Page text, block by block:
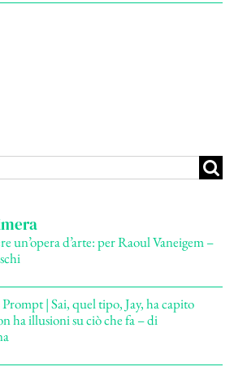
un’opera d’arte: per Raoul Vaneigem –
| Sai, quel tipo, Jay, ha capito
ha illusioni su ciò che fa – di